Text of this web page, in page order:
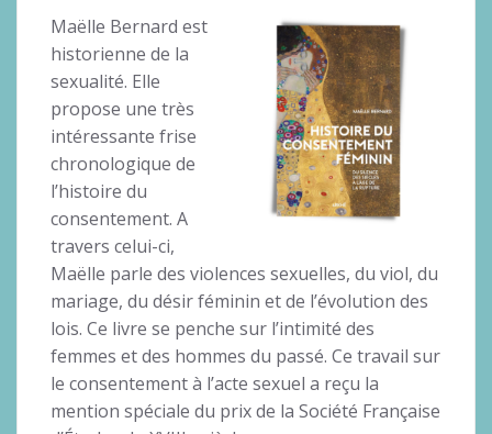
Maëlle Bernard est
historienne de la
sexualité. Elle
propose une très
intéressante frise
chronologique de
l’histoire du
consentement. A
travers celui-ci,
Maëlle parle des violences sexuelles, du viol, du
mariage, du désir féminin et de l’évolution des
lois. Ce livre se penche sur l’intimité des
femmes et des hommes du passé. Ce travail sur
le consentement à l’acte sexuel a reçu la
mention spéciale du prix de la Société Française